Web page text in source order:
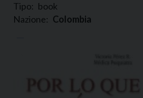
Tipo: book
Nazione: Colombia